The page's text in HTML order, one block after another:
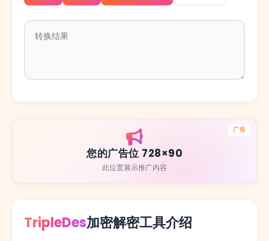
广告
您的广告位 728×90
此位置展示推广内容
TripleDes加密解密工具介绍